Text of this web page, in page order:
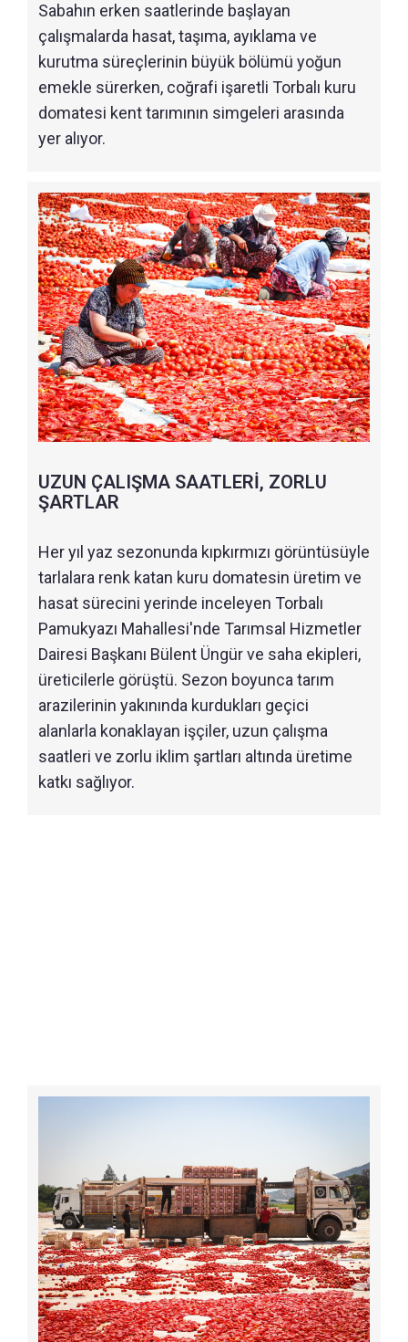
Sabahın erken saatlerinde başlayan
çalışmalarda hasat, taşıma, ayıklama ve
kurutma süreçlerinin büyük bölümü yoğun
emekle sürerken, coğrafi işaretli Torbalı kuru
domatesi kent tarımının simgeleri arasında
yer alıyor.
UZUN ÇALIŞMA SAATLERİ, ZORLU
ŞARTLAR
Her yıl yaz sezonunda kıpkırmızı görüntüsüyle
tarlalara renk katan kuru domatesin üretim ve
hasat sürecini yerinde inceleyen Torbalı
Pamukyazı Mahallesi'nde Tarımsal Hizmetler
Dairesi Başkanı Bülent Üngür ve saha ekipleri,
üreticilerle görüştü. Sezon boyunca tarım
arazilerinin yakınında kurdukları geçici
alanlarla konaklayan işçiler, uzun çalışma
saatleri ve zorlu iklim şartları altında üretime
katkı sağlıyor.